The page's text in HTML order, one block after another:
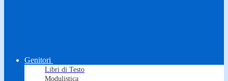
Genitori
Libri di Testo
Modulistica